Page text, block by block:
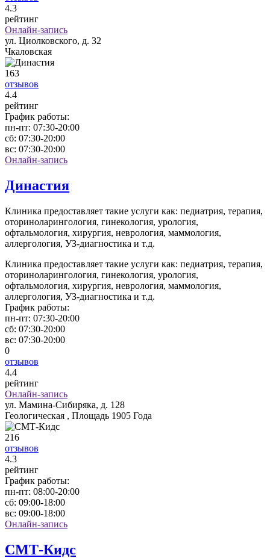
4.3
рейтинг
Онлайн-запись
ул. Циолковского, д. 32
Чкаловская
163
отзывов
4.4
рейтинг
График работы:
пн-пт: 07:30-20:00
сб: 07:30-20:00
вс: 07:30-20:00
Онлайн-запись
Династия
Клиника предоставляет такие услуги как: педиатрия, терапия,
оториноларингология, гинекология, урология,
офтальмология, хирургия, неврология, маммология,
аллергология, УЗ-диагностика и т.д.
Клиника предоставляет такие услуги как: педиатрия, терапия,
оториноларингология, гинекология, урология,
офтальмология, хирургия, неврология, маммология,
аллергология, УЗ-диагностика и т.д.
График работы:
пн-пт: 07:30-20:00
сб: 07:30-20:00
вс: 07:30-20:00
0
отзывов
4.4
рейтинг
Онлайн-запись
ул. Мамина-Сибиряка, д. 128
Геологическая , Площадь 1905 Года
216
отзывов
4.3
рейтинг
График работы:
пн-пт: 08:00-20:00
сб: 09:00-18:00
вс: 09:00-18:00
Онлайн-запись
СМТ-Кидс